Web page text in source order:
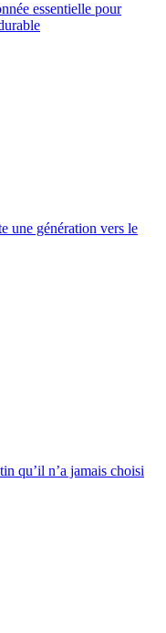
essentielle pour
une génération vers le
qu’il n’a jamais choisi